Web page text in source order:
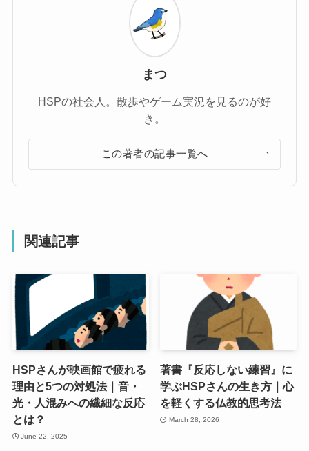
まつ
HSPの社会人。散歩やゲーム実況を見るのが好
き。
この著者の記事一覧へ
関連記事
HSPさんが映画館で疲れる
理由と5つの対処法｜音・
光・人混みへの繊細な反応
とは？
June 22, 2025
著書『反応しない練習』に
学ぶHSPさんの生き方｜心
を軽くする仏教的思考法
March 28, 2026